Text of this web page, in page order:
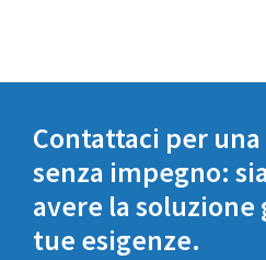
Contattaci per
senza impegno:
avere la soluzione
tue esigenze.